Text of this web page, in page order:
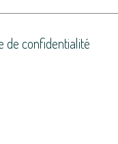
de confidentialité